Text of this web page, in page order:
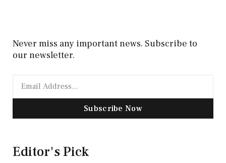
Never miss any important news. Subscribe to
our newsletter.
Subscribe Now
Editor's Pick